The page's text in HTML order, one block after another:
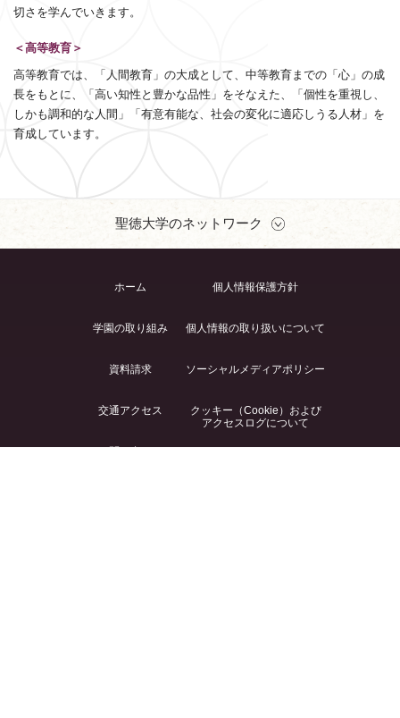
切さを学んでいきます。
＜高等教育＞
高等教育では、「人間教育」の大成として、中等教育までの「心」の成
長をもとに、「高い知性と豊かな品性」をそなえた、「個性を重視し、
しかも調和的な人間」「有意有能な、社会の変化に適応しうる人材」を
育成しています。
聖徳大学のネットワーク
ホーム
学園の取り組み
資料請求
交通アクセス
お問い合わせ
個人情報保護方針
個人情報の取り扱いについて
ソーシャルメディアポリシー
クッキー（Cookie）および
アクセスログについて